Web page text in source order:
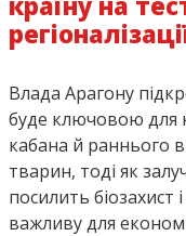
Влада Арагону
буде ключовою для
кабана й раннього
тварин, тоді як
посилить біозахист
важливу для